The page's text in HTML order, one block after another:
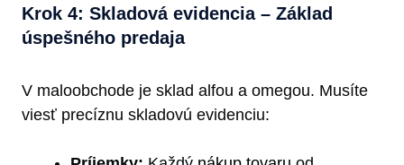
Krok 4: Skladová evidencia – Základ
úspešného predaja
V maloobchode je sklad alfou a omegou. Musíte
viesť precíznu skladovú evidenciu: